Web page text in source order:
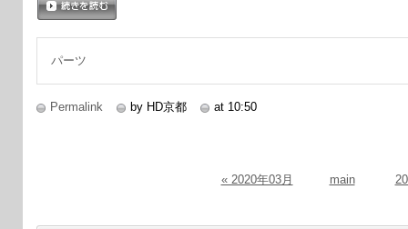
パーツ
Permalink by HD京都 at 10:50
« 2020年03月 main